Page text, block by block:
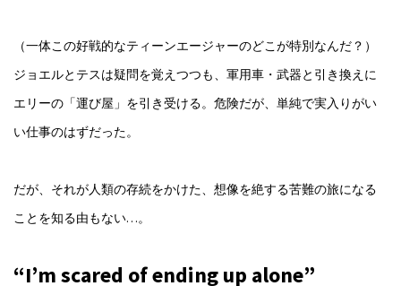
（一体この好戦的なティーンエージャーのどこが特別なんだ？）
ジョエルとテスは疑問を覚えつつも、軍用車・武器と引き換えに
エリーの「運び屋」を引き受ける。危険だが、単純で実入りがい
い仕事のはずだった。
だが、それが人類の存続をかけた、想像を絶する苦難の旅になる
ことを知る由もない…。
“I’m scared of ending up alone”